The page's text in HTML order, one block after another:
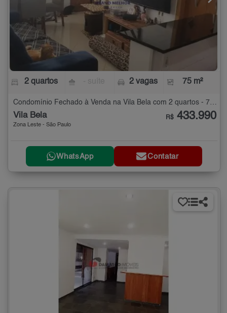
2 quartos 2 vagas 75 m²
Condomínio Fechado à Venda na Vila Bela com 2 quartos - 75 m²
Vila Bela
Zona Leste - São Paulo
R$ 433.990
WhatsApp Contatar